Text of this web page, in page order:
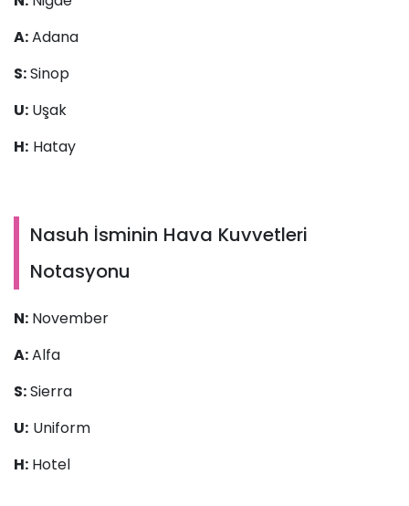
A:Adana
S:Sinop
U: Uşak
H: Hatay
Nasuh İsminin Hava Kuvvetleri
Notasyonu
N: November
A:Alfa
S:Sierra
U: Uniform
H: Hotel